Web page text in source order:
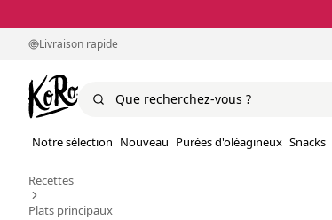
Livraison rapide
Notre sélection Nouveau Purées d'oléagineux Snacks
Recettes
Plats principaux